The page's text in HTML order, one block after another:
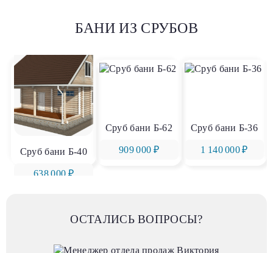
БАНИ ИЗ СРУБОВ
Сруб бани Б-40
638 000 ₽
Сруб бани Б-62
909 000 ₽
Сруб бани Б-36
1 140 000 ₽
ОСТАЛИСЬ ВОПРОСЫ?